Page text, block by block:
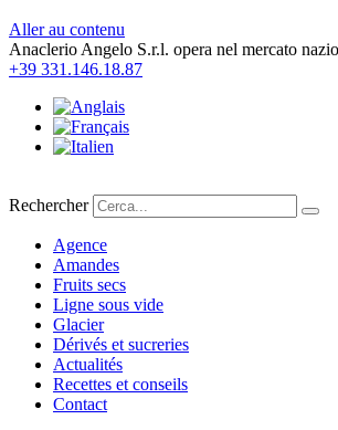
Aller au contenu
Anaclerio Angelo S.r.l. opera nel mercato
+39 331.146.18.87
Rechercher
Agence
Amandes
Fruits secs
Ligne sous vide
Glacier
Dérivés et sucreries
Actualités
Recettes et conseils
Contact